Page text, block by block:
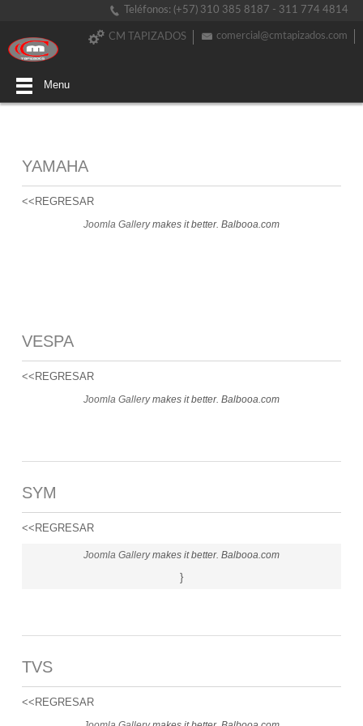
Teléfonos: (+57) 310 385 8187 - 311 774 4814
comercial@cmtapizados.com
CM TAPIZADOS
Menu
YAMAHA
<<REGRESAR
Joomla Gallerymakes it better. Balbooa.com
VESPA
<<REGRESAR
Joomla Gallerymakes it better. Balbooa.com
SYM
<<REGRESAR
Joomla Gallerymakes it better. Balbooa.com
}
TVS
<<REGRESAR